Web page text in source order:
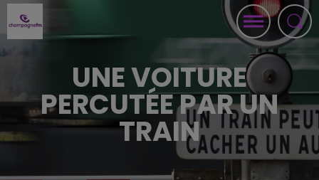
UNE VOITURE
PERCUTÉE PAR UN
TRAIN